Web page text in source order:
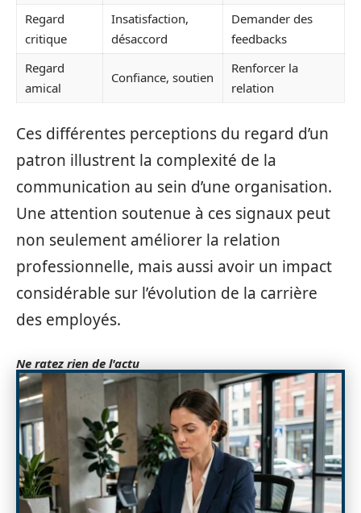
Regard
critique
Insatisfaction,
désaccord
Demander des
feedbacks
Regard
amical
Confiance, soutien
Renforcer la
relation
Ces différentes perceptions du regard d’un
patron illustrent la complexité de la
communication au sein d’une organisation.
Une attention soutenue à ces signaux peut
non seulement améliorer la relation
professionnelle, mais aussi avoir un impact
considérable sur l’évolution de la carrière
des employés.
Ne ratez rien de l'actu